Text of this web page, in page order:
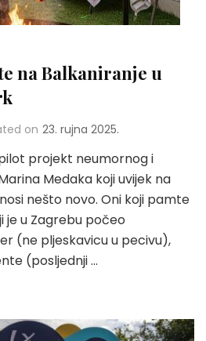
na Balkaniranje u
on 23. rujna 2025.
projekt neumornog i
Medaka koji uvijek na
nešto novo. Oni koji pamte
je u Zagrebu počeo
(ne pljeskavicu u pecivu),
(posljednji …